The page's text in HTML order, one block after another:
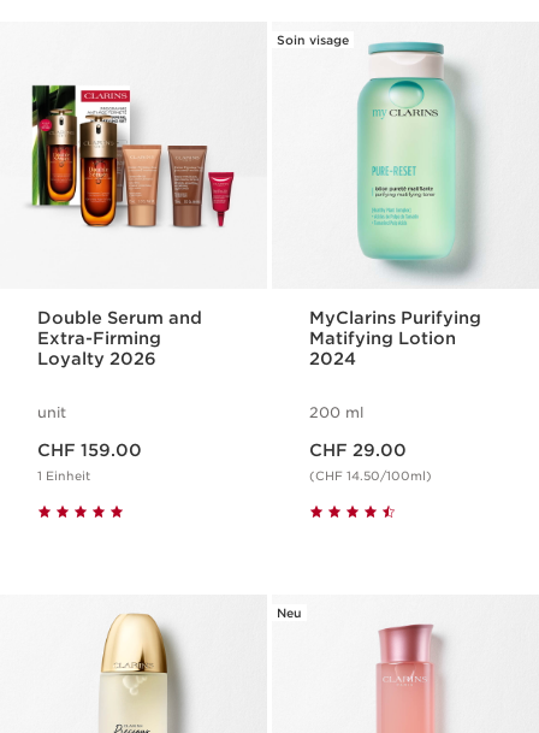
Double Serum and
Extra-Firming
Loyalty 2026
unit
CHF 159.00
1 Einheit
Soin visage
MyClarins Purifying
Matifying Lotion
2024
200 ml
CHF 29.00
(CHF 14.50/100ml)
Neu